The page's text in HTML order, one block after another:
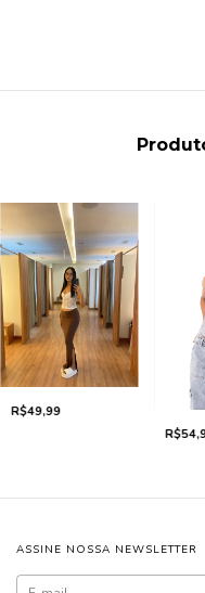
R$49,99
ASSINE NOSSA NEWSLETTER